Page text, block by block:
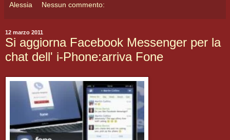
Alessia Nessun commento:
12 marzo 2011
Si aggiorna Facebook Messenger per la
chat dell' i-Phone:arriva Fone